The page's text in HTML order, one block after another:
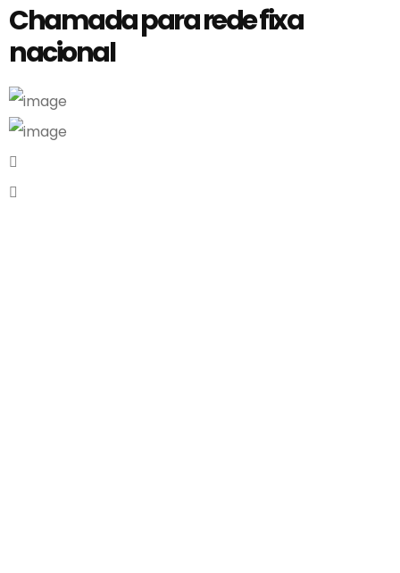
Chamada para rede fixa
nacional